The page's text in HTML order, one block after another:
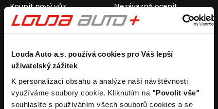
Louda Auto a.s. používá cookies pro Váš lepší
uživatelský zážitek
K personalizaci obsahu a analýze naší návštěvnosti
využíváme soubory cookie. Kliknutím na "Povolit vše"
souhlasíte s používáním všech souborů cookies a se
Koupit nový vůz
Koupit ojetý vůz
Koupit užitkový vůz
Nezávazně ocenit
Průběh výkupu vozu
Pronájem
Carsharing
Autopůjčovna
Operativní leasing
Společnost
Louda Auto+ Poděbrady
Obytné vozy
Novinky